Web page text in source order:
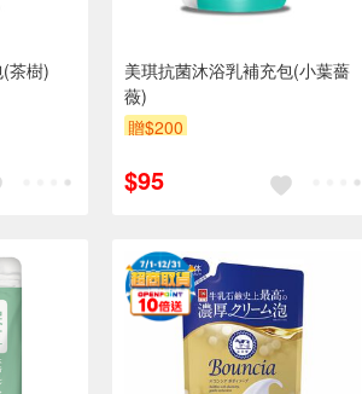
茶樹)
美琪抗菌沐浴乳補充包(小葉薔
薇)
贈$200
$95